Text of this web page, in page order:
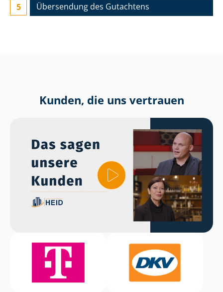
Übersendung des Gutachtens
Kunden, die uns vertrauen